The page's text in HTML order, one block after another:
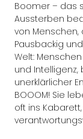
Boomer – das
Aussterben
von
Pausbackig
Welt:
und
unerklärlicher
BOOOM! Sie
oft ins